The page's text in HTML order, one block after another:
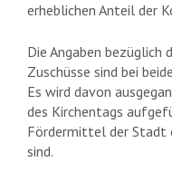
erheblichen Anteil der
Die Angaben bezüglich
Zuschüsse sind bei
Es wird davon
des Kirchentags
Fördermittel der Stadt
sind.